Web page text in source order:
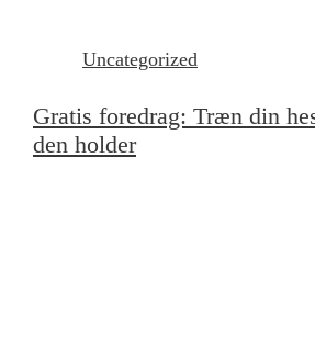
Uncategorized
Gratis foredrag: Træn din
den holder